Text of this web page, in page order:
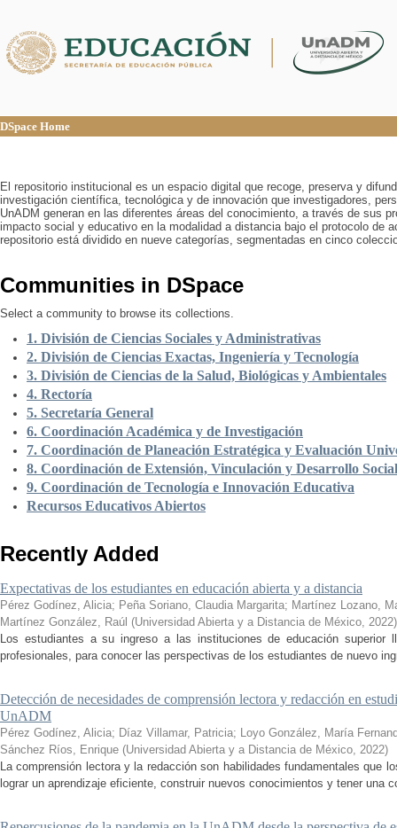
DSpace Home
El repositorio institucional es un espacio digital que recoge, preserva y
investigación científica, tecnológica y de innovación que investigadores,
UnADM generan en las diferentes áreas del conocimiento, a través de sus
impacto social y educativo en la modalidad a distancia bajo el protocolo de
repositorio está dividido en nueve categorías, segmentadas en cinco
Communities in DSpace
Select a community to browse its collections.
1. División de Ciencias Sociales y Administrativas
2. División de Ciencias Exactas, Ingeniería y Tecnología
3. División de Ciencias de la Salud, Biológicas y Ambientales
4. Rectoría
5. Secretaría General
6. Coordinación Académica y de Investigación
7. Coordinación de Planeación Estratégica y Evaluación
8. Coordinación de Extensión, Vinculación y Desarrollo Social
9. Coordinación de Tecnología e Innovación Educativa
Recursos Educativos Abiertos
Recently Added
Expectativas de los estudiantes en educación abierta y a distancia
Pérez Godínez, Alicia; Peña Soriano, Claudia Margarita; Martínez Lozano,
Martínez González, Raúl (Universidad Abierta y a Distancia de México, 2022)
Los estudiantes a su ingreso a las instituciones de educación superior
profesionales, para conocer las perspectivas de los estudiantes de nuevo
Detección de necesidades de comprensión lectora y redacción en
UnADM
Pérez Godínez, Alicia; Díaz Villamar, Patricia; Loyo González, María
Sánchez Ríos, Enrique (Universidad Abierta y a Distancia de México, 2022)
La comprensión lectora y la redacción son habilidades fundamentales que
lograr un aprendizaje eficiente, construir nuevos conocimientos y tener una